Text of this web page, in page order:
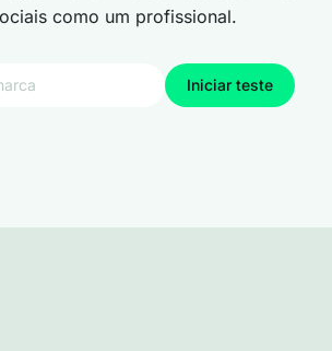
como um profissional.
Iniciar teste